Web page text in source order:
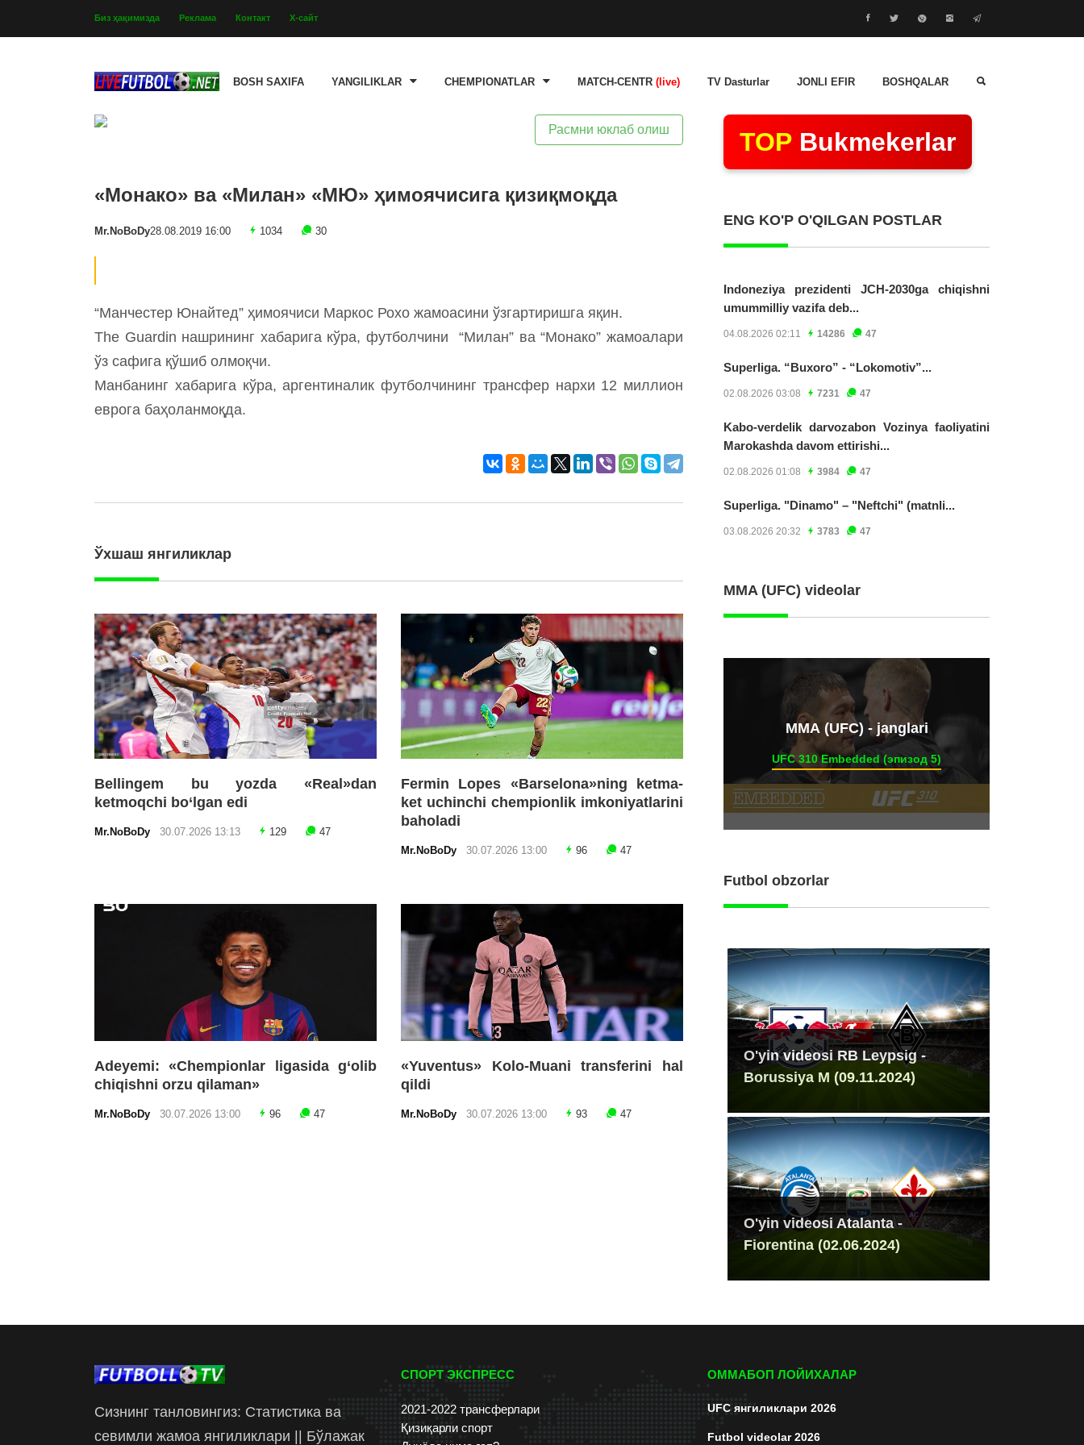
Биз ҳақимизда Реклама Контакт Х-сайт
BOSH SAXIFA YANGILIKLAR CHEMPIONATLAR MATCH-CENTR (live) TV Dasturlar JONLI EFIR BOSHQALAR
Расмни юклаб олиш
«Монако» ва «Милан» «МЮ» ҳимоячисига қизиқмоқда
Mr.NoBoDy28.08.2019 16:00 1034 30
“Манчестер Юнайтед” ҳимоячиси Маркос Рохо жамоасини ўзгартиришга яқин.
The Guardin нашрининг хабарига кўра, футболчини “Милан” ва “Монако” жамоалари
ўз сафига қўшиб олмоқчи.
Манбанинг хабарига кўра, аргентиналик футболчининг трансфер нархи 12 миллион
еврога баҳоланмоқда.
Ўхшаш янгиликлар
Bellingem bu yozda «Real»dan
ketmoqchi bo‘lgan edi
Mr.NoBoDy 30.07.2026 13:13 129 47
Fermin Lopes «Barselona»ning ketma-
ket uchinchi chempionlik imkoniyatlarini
baholadi
Mr.NoBoDy 30.07.2026 13:00 96 47
Adeyemi: «Chempionlar ligasida g‘olib
chiqishni orzu qilaman»
Mr.NoBoDy 30.07.2026 13:00 96 47
«Yuventus» Kolo-Muani transferini hal
qildi
Mr.NoBoDy 30.07.2026 13:00 93 47
TOP Bukmekerlar
ENG KO'P O'QILGAN POSTLAR
Indoneziya prezidenti JCH-2030ga chiqishni
umummilliy vazifa deb...
04.08.2026 02:11 14286 47
Superliga. “Buxoro” - “Lokomotiv”...
02.08.2026 03:08 7231 47
Kabo-verdelik darvozabon Vozinya faoliyatini
Marokashda davom ettirishi...
02.08.2026 01:08 3984 47
Superliga. "Dinamo" – "Neftchi" (matnli...
03.08.2026 20:32 3783 47
MMA (UFC) videolar
ММА (UFC) - janglari
UFC 310 Embedded (эпизод 5)
Futbol obzorlar
O'yin videosi RB Leypsig -
Borussiya M (09.11.2024)
O'yin videosi Atalanta -
Fiorentina (02.06.2024)
Сизнинг танловингиз: Статистика ва
севимли жамоа янгиликлари || Бўлажак
СПОРТ ЭКСПРЕСС
2021-2022 трансферлари
Қизиқарли спорт
ОММАБОП ЛОЙИХАЛАР
UFC янгиликлари 2026
Futbol videolar 2026